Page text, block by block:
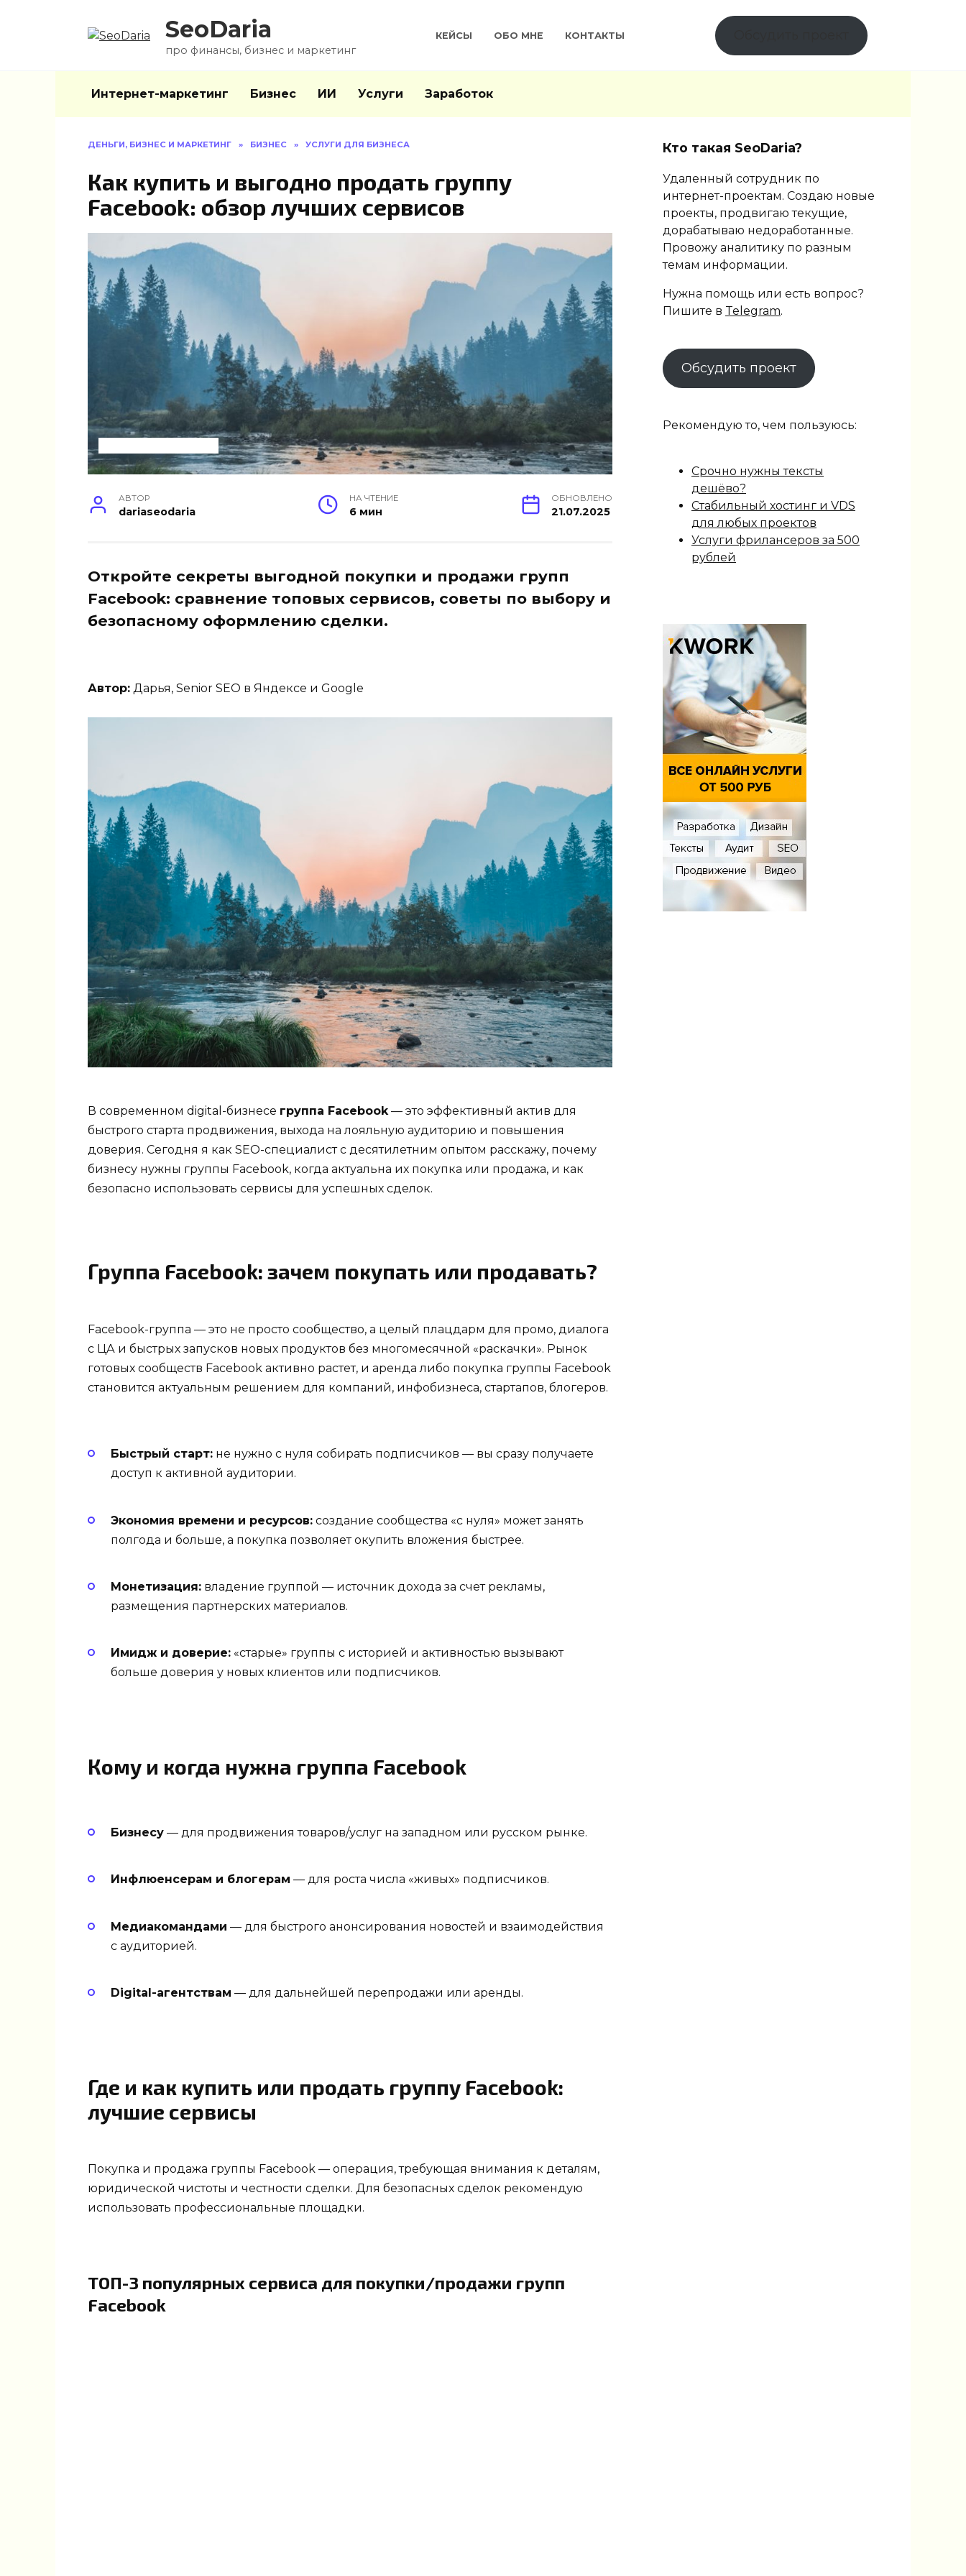
SeoDaria
про финансы, бизнес и маркетинг
КЕЙСЫ ОБО МНЕ КОНТАКТЫ
Интернет-маркетинг Бизнес ИИ Услуги Заработок
ДЕНЬГИ, БИЗНЕС И МАРКЕТИНГ » БИЗНЕС » УСЛУГИ ДЛЯ БИЗНЕСА
Как купить и выгодно продать группу
Facebook: обзор лучших сервисов
АВТОР
dariaseodaria
НА ЧТЕНИЕ
6 мин
ОБНОВЛЕНО
21.07.2025
Откройте секреты выгодной покупки и продажи групп
Facebook: сравнение топовых сервисов, советы по выбору и
безопасному оформлению сделки.
Автор: Дарья, Senior SEO в Яндексе и Google
В современном digital-бизнесе группа Facebook— это эффективный актив для
быстрого старта продвижения, выхода на лояльную аудиторию и повышения
доверия. Сегодня я как SEO-специалист с десятилетним опытом расскажу, почему
бизнесу нужны группы Facebook, когда актуальна их покупка или продажа, и как
безопасно использовать сервисы для успешных сделок.
Группа Facebook: зачем покупать или продавать?
Facebook-группа — это не просто сообщество, а целый плацдарм для промо, диалога
с ЦА и быстрых запусков новых продуктов без многомесячной «раскачки». Рынок
готовых сообществ Facebook активно растет, и аренда либо покупка группы Facebook
становится актуальным решением для компаний, инфобизнеса, стартапов, блогеров.
Быстрый старт: не нужно с нуля собирать подписчиков — вы сразу получаете
доступ к активной аудитории.
Экономия времени и ресурсов: создание сообщества «с нуля» может занять
полгода и больше, а покупка позволяет окупить вложения быстрее.
Монетизация: владение группой — источник дохода за счет рекламы,
размещения партнерских материалов.
Имидж и доверие: «старые» группы с историей и активностью вызывают
больше доверия у новых клиентов или подписчиков.
Кому и когда нужна группа Facebook
Бизнесу — для продвижения товаров/услуг на западном или русском рынке.
Инфлюенсерам и блогерам — для роста числа «живых» подписчиков.
Медиакомандами — для быстрого анонсирования новостей и взаимодействия
с аудиторией.
Digital-агентствам — для дальнейшей перепродажи или аренды.
Где и как купить или продать группу Facebook:
лучшие сервисы
Покупка и продажа группы Facebook — операция, требующая внимания к деталям,
юридической чистоты и честности сделки. Для безопасных сделок рекомендую
использовать профессиональные площадки.
ТОП-3 популярных сервиса для покупки/продажи групп
Facebook
Кто такая SeoDaria?
Удаленный сотрудник по
интернет-проектам. Создаю новые
проекты, продвигаю текущие,
дорабатываю недоработанные.
Провожу аналитику по разным
темам информации.
Нужна помощь или есть вопрос?
Пишите в Telegram.
Обсудить проект
Рекомендую то, чем пользуюсь:
Срочно нужны тексты
дешёво?
Стабильный хостинг и VDS
для любых проектов
Услуги фрилансеров за 500
рублей